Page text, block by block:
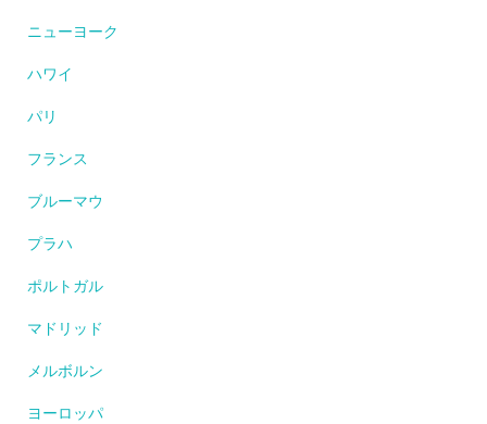
ニューヨーク
ハワイ
パリ
フランス
ブルーマウ
プラハ
ポルトガル
マドリッド
メルボルン
ヨーロッパ